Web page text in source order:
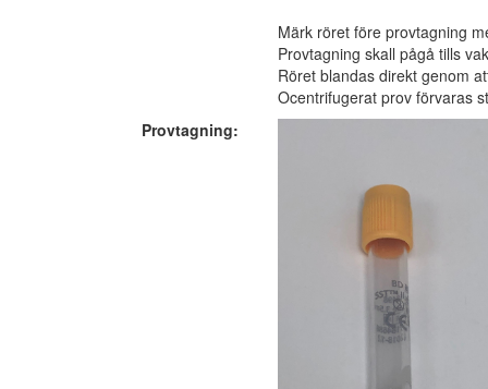
Märk röret före provtagning
Provtagning skall pågå tills
Röret blandas direkt genom
Ocentrifugerat prov förvaras
Provtagning: